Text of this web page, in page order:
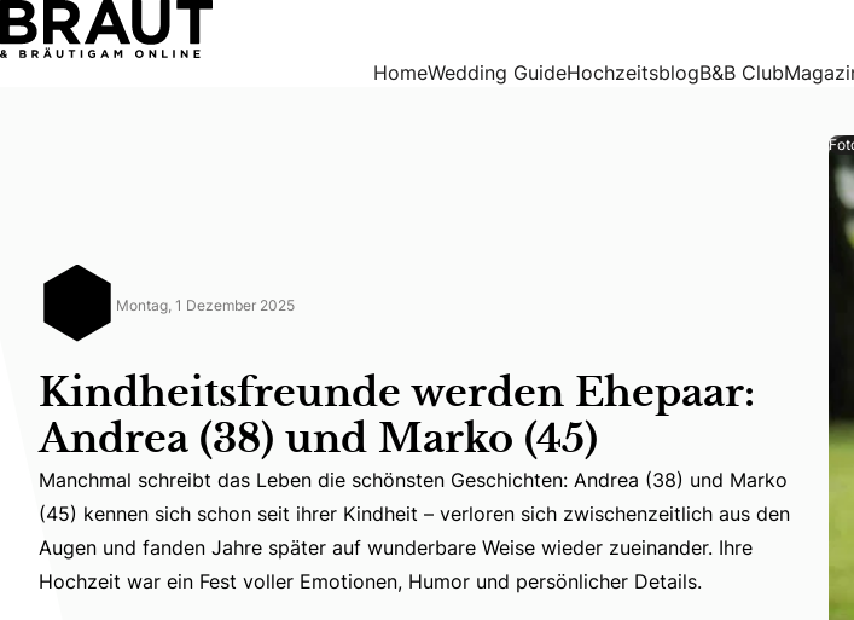
Kindheitsfreunde werden Ehepaar: Andrea (38) und Marko (45)
HomeWedding GuideHochzeitsblogB&B Club
Montag, 1 Dezember 2025
Kindheitsfreunde werden Ehepaar:
Andrea (38) und Marko (45)
Manchmal schreibt das Leben die schönsten Geschichten: Andrea (38) und Marko
Manchmal schreibt das Leben die schönsten Geschichten: Andrea (38) und Marko
(45) kennen sich schon seit ihrer Kindheit – verloren sich zwischenzeitlich aus den
Augen und fanden Jahre später auf wunderbare Weise wieder zueinander. Ihre
Hochzeit war ein Fest voller Emotionen, Humor und persönlicher Details.